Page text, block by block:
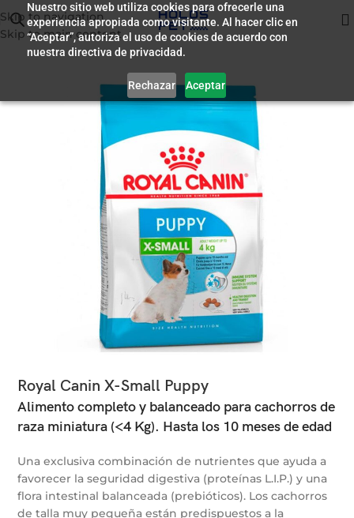
Nuestro sitio web utiliza cookies para ofrecerle una
experiencia apropiada como visitante. Al hacer clic en
“Aceptar”, autoriza el uso de cookies de acuerdo con
nuestra directiva de privacidad.
Rechazar Aceptar
Skip to navigation
Skip to main content
Inicio/Alimento para Perros
Royal Canin X-Small Puppy
Alimento completo y balanceado para cachorros de
raza miniatura (<4 Kg). Hasta los 10 meses de edad
Una exclusiva combinación de nutrientes que ayuda a
favorecer la seguridad digestiva (proteínas L.I.P.) y una
flora intestinal balanceada (prebióticos). Los cachorros
de talla muy pequeña están predispuestos a la